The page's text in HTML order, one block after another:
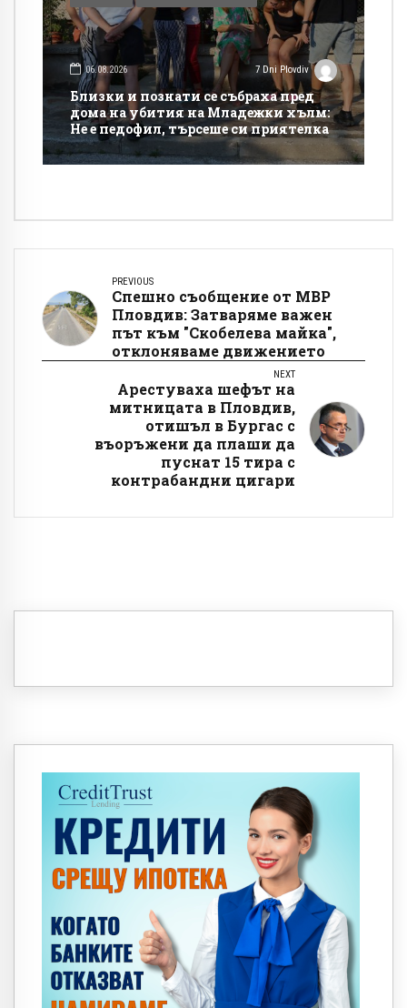
06.08.2026 7 Dni Plovdiv
Близки и познати се събраха пред
дома на убития на Младежки хълм:
Не е педофил, търсеше си приятелка
PREVIOUS
Спешно съобщение от МВР
Пловдив: Затваряме важен
път към "Скобелева майка",
отклоняваме движението
NEXT
Арестуваха шефът на
митницата в Пловдив,
отишъл в Бургас с
въоръжени да плаши да
пуснат 15 тира с
контрабандни цигари